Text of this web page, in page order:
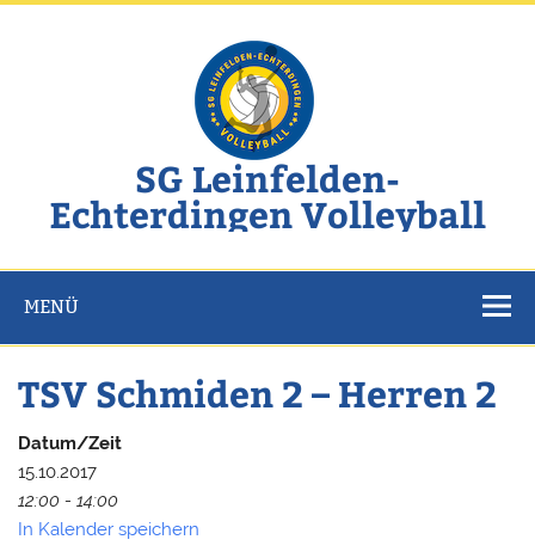
Zum
SG Leinfelden-
Echterdingen Volleyball
MENÜ
TSV Schmiden 2 – Herren 2
Datum/Zeit
15.10.2017
12:00 - 14:00
In Kalender speichern